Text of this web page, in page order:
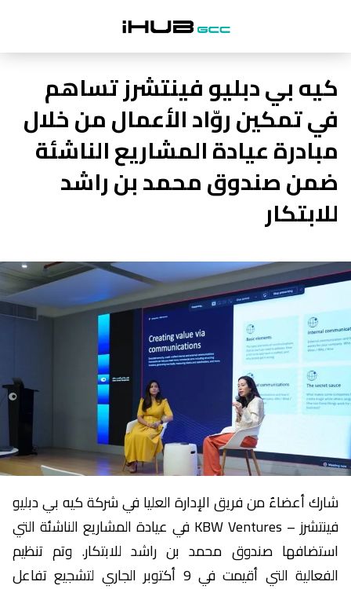
كيه بي دبليو فينتشرز تساهم
في تمكين روّاد الأعمال من خلال
مبادرة عيادة المشاريع الناشئة
ضمن صندوق محمد بن راشد
للابتكار
شارك أعضاءٌ من فريق الإدارة العليا في شركة كيه بي دبليو
فينتشرز – KBW Ventures في عيادة المشاريع الناشئة التي
استضافها صندوق محمد بن راشد للابتكار. وتم تنظيم
الفعالية التي أقيمت في 9 أكتوبر الجاري لتشجيع تفاعل